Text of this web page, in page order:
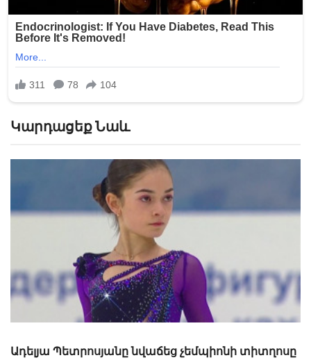
Կարդացեք Նաև
Սլավիկ Գալստյանը՝ ոսկե, իսկ Մալխաս Ամոյանը
արծաթե մեդալակիր